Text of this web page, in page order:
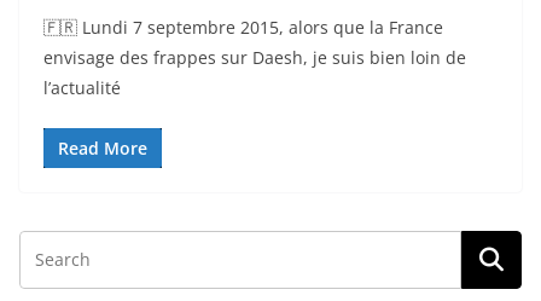
🇫🇷 Lundi 7 septembre 2015, alors que la France
envisage des frappes sur Daesh, je suis bien loin de
l’actualité
Read More